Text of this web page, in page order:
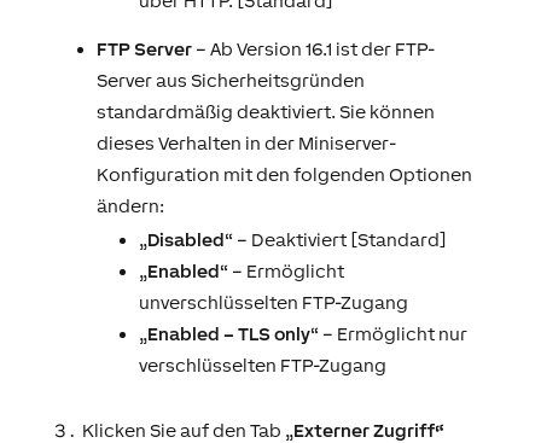
FTP Server– Ab Version 16.1 ist der FTP-
Server aus Sicherheitsgründen
standardmäßig deaktiviert. Sie können
dieses Verhalten in der Miniserver-
Konfiguration mit den folgenden Optionen
ändern:
„Disabled“ – Deaktiviert [Standard]
„Enabled“ – Ermöglicht
unverschlüsselten FTP-Zugang
„Enabled – TLS only“ – Ermöglicht nur
verschlüsselten FTP-Zugang
Klicken Sie auf den Tab „Externer Zugriff“